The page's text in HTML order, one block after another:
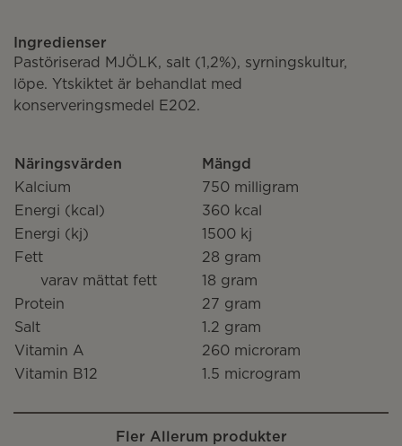
Ingredienser
Pastöriserad MJÖLK, salt (1,2%), syrningskultur,
löpe. Ytskiktet är behandlat med
konserveringsmedel E202.
Näringsvärden
Mängd
Kalcium
750 milligram
Energi (kcal)
360 kcal
Energi (kj)
1500 kj
Fett
28 gram
varav mättat fett
18 gram
Protein
27 gram
Salt
1.2 gram
Vitamin A
260 microram
Vitamin B12
1.5 microgram
Fler Allerum produkter